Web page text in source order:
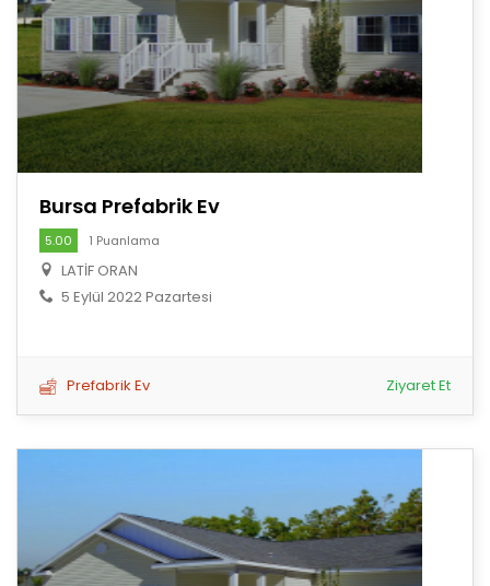
Bursa Prefabrik Ev
5.00 1 Puanlama
LATİF ORAN
5 Eylül 2022 Pazartesi
Prefabrik Ev Ziyaret Et